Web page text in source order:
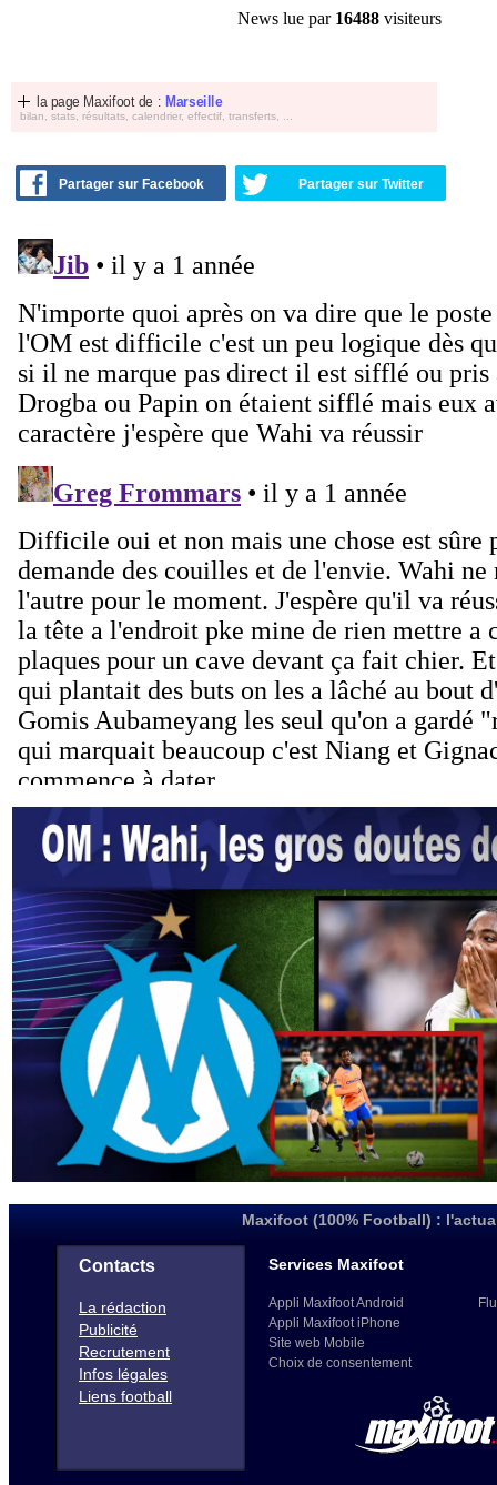
News lue par 16488 visiteurs
la page Maxifoot de : Marseille
bilan, stats, résultats, calendrier, effectif, transferts, ...
Partager sur Facebook Partager sur Twitter
Maxifoot (100% Football) :
Contacts
La rédaction
Publicité
Recrutement
Infos légales
Liens football
Services Maxifoot
Appli Maxifoot Android
Appli Maxifoot iPhone
Site web Mobile
Choix de consentement